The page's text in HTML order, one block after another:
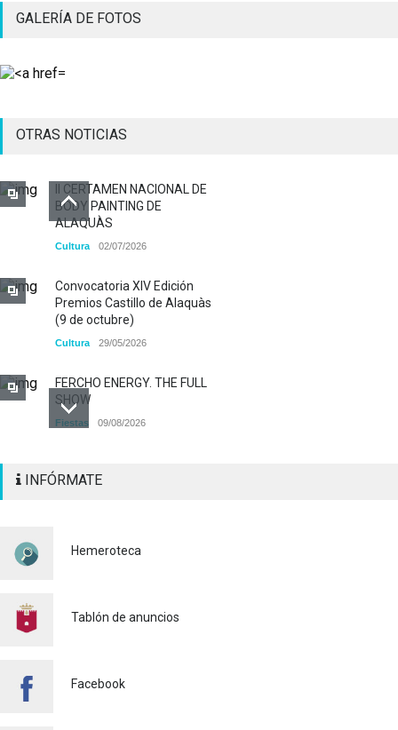
GALERÍA DE FOTOS
OTRAS NOTICIAS
II CERTAMEN NACIONAL DE
BODY PAINTING DE
ALAQUÀS
Cultura 02/07/2026
Convocatoria XIV Edición
Premios Castillo de Alaquàs
(9 de octubre)
Cultura 29/05/2026
FERCHO ENERGY. THE FULL
SHOW
Fiestas 09/08/2026
INSCRIPCIÓN para participar
Cultura 03/08/2026
PAELLAS 2026
400 euros para disfrutar de
INFÓRMATE
Hemeroteca
Tablón de anuncios
Facebook